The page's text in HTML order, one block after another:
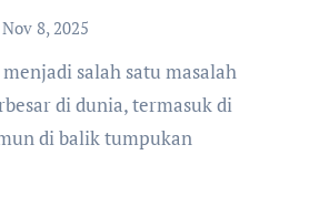
Nov 8, 2025
di dunia, termasuk di
di balik tumpukan